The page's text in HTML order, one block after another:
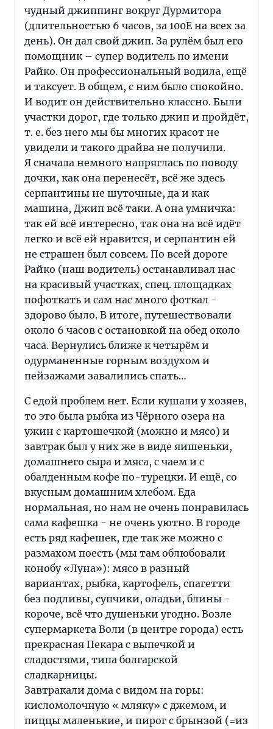
чудный джиппинг вокруг Дурмитора
(длительностью 6 часов, за 100Е на всех за
день). Он дал свой джип. За рулём был его
помощник – супер водитель по имени
Райко. Он профессиональный водила, ещё
и таксует. В общем, с ним было спокойно.
И водит он действительно классно. Были
участки дорог, где только джип и пройдёт,
т. е. без него мы бы многих красот не
увидели и такого драйва не получили.
Я сначала немного напряглась по поводу
дочки, как она перенесёт, всё же здесь
серпантины не шуточные, да и как
машина, Джип всё таки. А она умничка:
так ей всё интересно, так она на всё идёт
легко и всё ей нравится, и серпантин ей
не страшен был совсем. По всей дороге
Райко (наш водитель) останавливал нас
на красивый участках, спец. площадках
пофоткать и сам нас много фоткал -
здорово было. В итоге, путешествовали
около 6 часов с остановкой на обед около
часа. Вернулись ближе к четырём и
одурманенные горным воздухом и
пейзажами завалились спать…
С едой проблем нет. Если кушали у хозяев,
то это была рыбка из Чёрного озера на
ужин с картошечкой (можно и мясо) и
завтрак был у них же в виде яишеньки,
домашнего сыра и мяса, с чаем и с
обалденным кофе по-турецки. И ещё, со
вкусным домашним хлебом. Еда
нормальная, но нам не очень понравилась
сама кафешка - не очень уютно. В городе
есть ряд кафешек, где так же можно с
размахом поесть (мы там облюбовали
конобу «Луна»): мясо в разный
вариантах, рыбка, картофель, спагетти
без подливы, супчики, оладьи, блины -
короче, всё что душеньки угодно. Возле
супермаркета Воли (в центре города) есть
прекрасная Пекара с выпечкой и
сладостями, типа болгарской
сладкарницы.
Завтракали дома с видом на горы:
кисломолочную « мляку» с джемом, и
пиццы маленькие, и пирог с брынзой (=из